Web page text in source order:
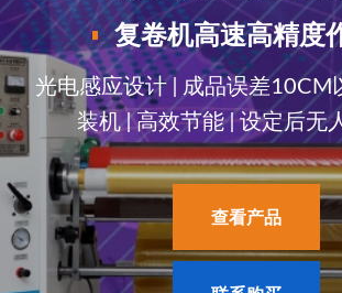
宿州雄华新思想自动化设备有
光电感应设计 | 成品误差10CM
装机 | 高效节能 | 设定后无
查看产品